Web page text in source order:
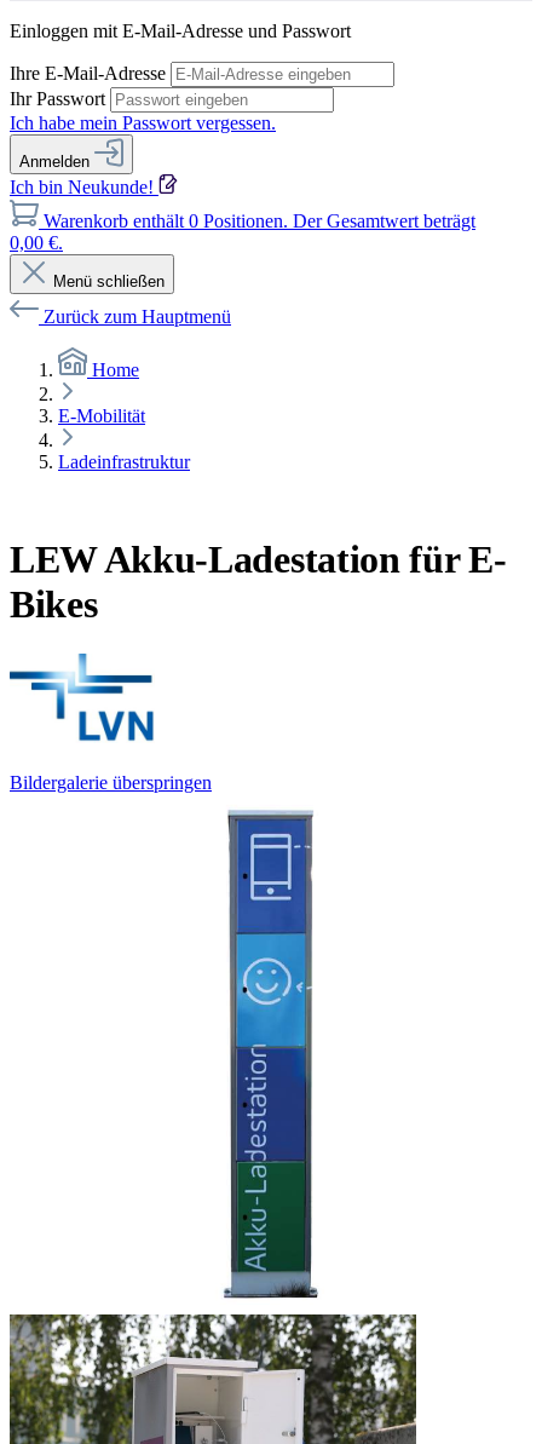
Einloggen mit E-Mail-Adresse und Passwort
Ihre E-Mail-Adresse
Ihr Passwort
Ich habe mein Passwort vergessen.
Anmelden
Ich bin Neukunde!
Warenkorb enthält 0 Positionen. Der Gesamtwert beträgt
0,00 €.
Menü schließen
Zurück zum Hauptmenü
Home
E-Mobilität
Ladeinfrastruktur
LEW Akku-Ladestation für E-
Bikes
Bildergalerie überspringen